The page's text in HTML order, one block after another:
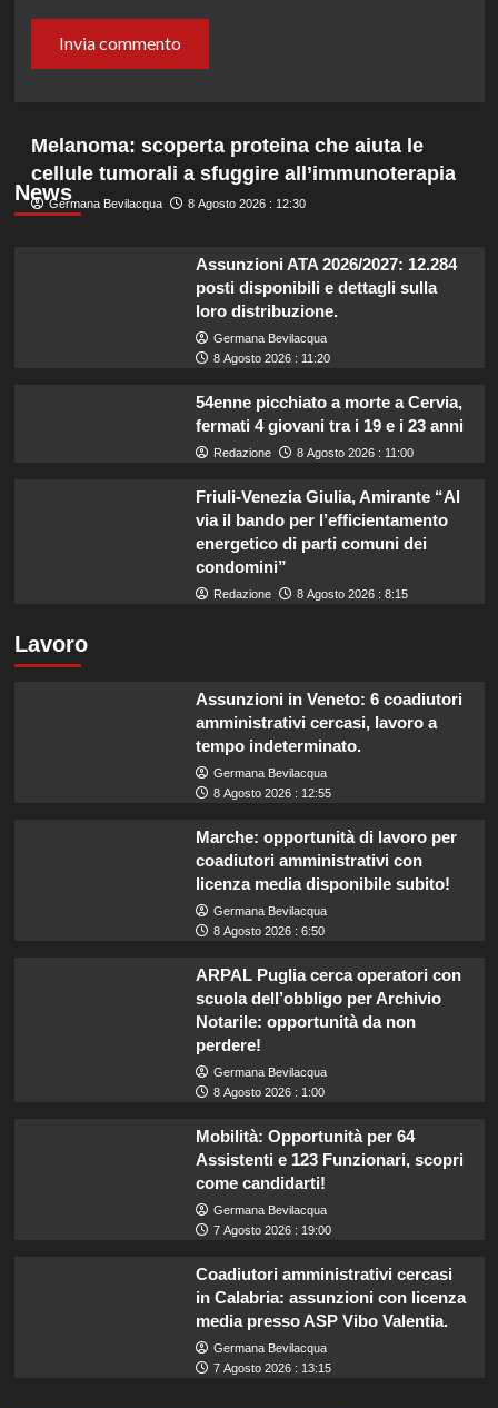
News
Melanoma: scoperta proteina che aiuta le
cellule tumorali a sfuggire all’immunoterapia
Germana Bevilacqua 8 Agosto 2026 : 12:30
Assunzioni ATA 2026/2027: 12.284
posti disponibili e dettagli sulla
loro distribuzione.
Germana Bevilacqua
8 Agosto 2026 : 11:20
54enne picchiato a morte a Cervia,
fermati 4 giovani tra i 19 e i 23 anni
Redazione 8 Agosto 2026 : 11:00
Friuli-Venezia Giulia, Amirante “Al
via il bando per l’efficientamento
energetico di parti comuni dei
condomini”
Redazione 8 Agosto 2026 : 8:15
Lavoro
Assunzioni in Veneto: 6 coadiutori
amministrativi cercasi, lavoro a
tempo indeterminato.
Germana Bevilacqua
8 Agosto 2026 : 12:55
Marche: opportunità di lavoro per
coadiutori amministrativi con
licenza media disponibile subito!
Germana Bevilacqua
8 Agosto 2026 : 6:50
ARPAL Puglia cerca operatori con
scuola dell’obbligo per Archivio
Notarile: opportunità da non
perdere!
Germana Bevilacqua
8 Agosto 2026 : 1:00
Mobilità: Opportunità per 64
Assistenti e 123 Funzionari, scopri
come candidarti!
Germana Bevilacqua
7 Agosto 2026 : 19:00
Coadiutori amministrativi cercasi
in Calabria: assunzioni con licenza
media presso ASP Vibo Valentia.
Germana Bevilacqua
7 Agosto 2026 : 13:15